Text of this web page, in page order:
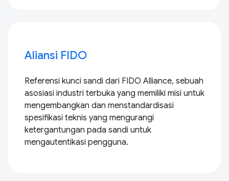
Aliansi FIDO
Referensi kunci sandi dari FIDO Alliance, sebuah
asosiasi industri terbuka yang memiliki misi untuk
mengembangkan dan menstandardisasi
spesifikasi teknis yang mengurangi
ketergantungan pada sandi untuk
mengautentikasi pengguna.